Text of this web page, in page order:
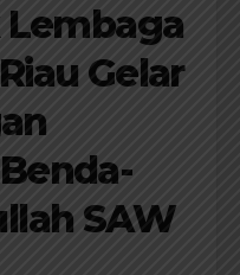
Lembaga
Gelar
SAW